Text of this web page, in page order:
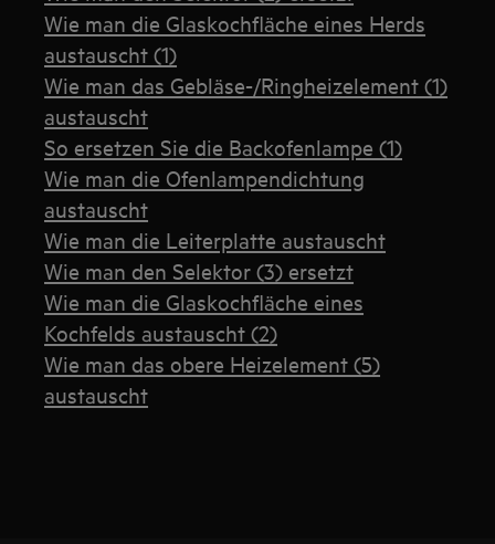
Wie man die Glaskochfläche eines Herds
austauscht (1)
Wie man das Gebläse-/Ringheizelement (1)
austauscht
So ersetzen Sie die Backofenlampe (1)
Wie man die Ofenlampendichtung
austauscht
Wie man die Leiterplatte austauscht
Wie man den Selektor (3) ersetzt
Wie man die Glaskochfläche eines
Kochfelds austauscht (2)
Wie man das obere Heizelement (5)
austauscht